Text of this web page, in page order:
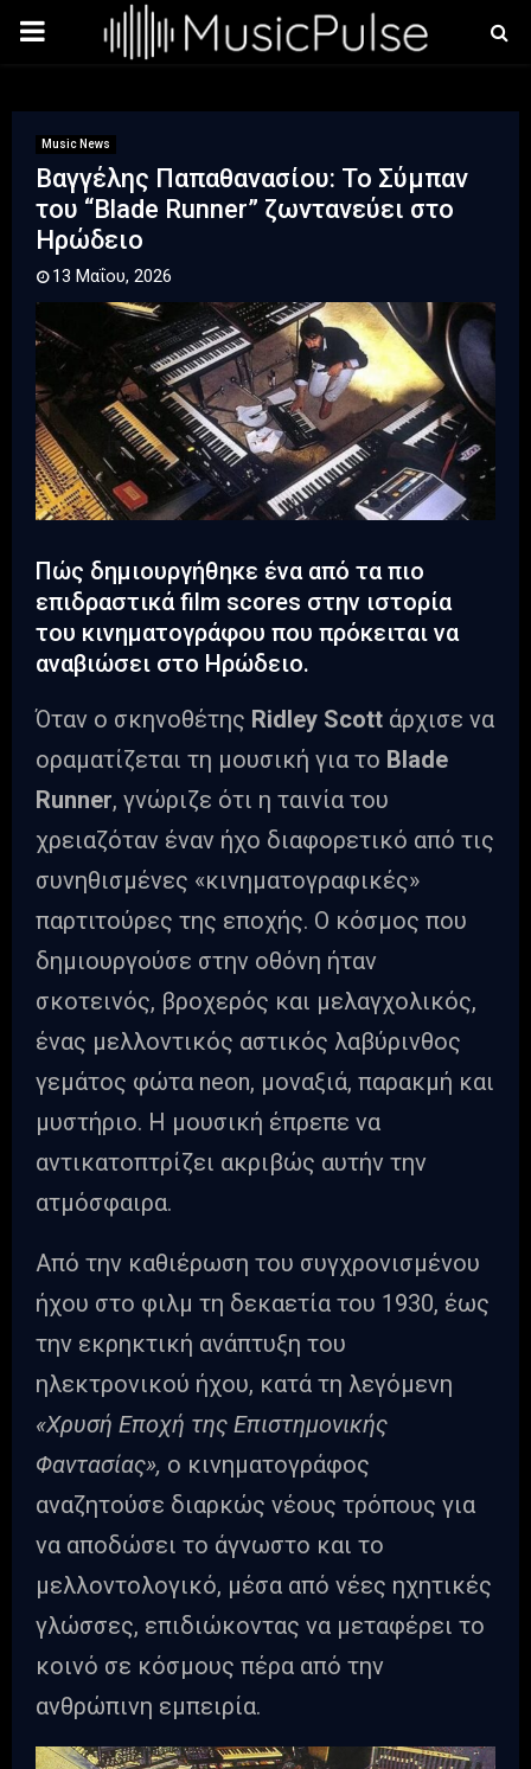
PRIMARY
Music News
Βαγγέλης Παπαθανασίου: Το Σύμπαν
του “Blade Runner” ζωντανεύει στo
Hρώδειο
13 Μαΐου, 2026
Πώς δημιουργήθηκε ένα από τα πιο
επιδραστικά film scores στην ιστορία
του κινηματογράφου που πρόκειται να
αναβιώσει στο Ηρώδειο.
Όταν ο σκηνοθέτης Ridley Scott άρχισε να
οραματίζεται τη μουσική για το Blade
Runner, γνώριζε ότι η ταινία του
χρειαζόταν έναν ήχο διαφορετικό από τις
συνηθισμένες «κινηματογραφικές»
παρτιτούρες της εποχής. Ο κόσμος που
δημιουργούσε στην οθόνη ήταν
σκοτεινός, βροχερός και μελαγχολικός,
ένας μελλοντικός αστικός λαβύρινθος
γεμάτος φώτα neon, μοναξιά, παρακμή και
μυστήριο. Η μουσική έπρεπε να
αντικατοπτρίζει ακριβώς αυτήν την
ατμόσφαιρα.
Από την καθιέρωση του συγχρονισμένου
ήχου στο φιλμ τη δεκαετία του 1930, έως
την εκρηκτική ανάπτυξη του
ηλεκτρονικού ήχου, κατά τη λεγόμενη
«Χρυσή Εποχή της Επιστημονικής
Φαντασίας», ο κινηματογράφος
αναζητούσε διαρκώς νέους τρόπους για
να αποδώσει το άγνωστο και το
μελλοντολογικό, μέσα από νέες ηχητικές
γλώσσες, επιδιώκοντας να μεταφέρει το
κοινό σε κόσμους πέρα από την
ανθρώπινη εμπειρία.